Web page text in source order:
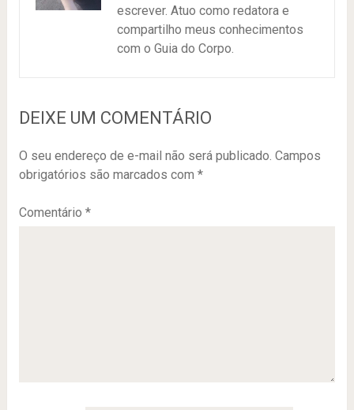
escrever. Atuo como redatora e
compartilho meus conhecimentos
com o Guia do Corpo.
DEIXE UM COMENTÁRIO
O seu endereço de e-mail não será publicado. Campos
obrigatórios são marcados com *
Comentário *